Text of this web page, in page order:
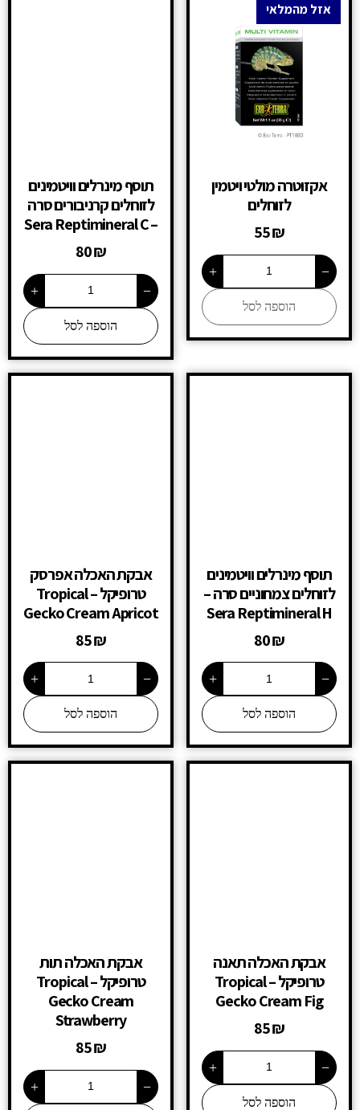
אזל מהמלאי
אקזוטרה מולטי ויטמין
לזוחלים
55₪
−
+
הוספה לסל
תוסף מינרלים וויטמינים
לזוחלים קרניבורים סרה
– Sera Reptimineral C
80₪
−
+
הוספה לסל
תוסף מינרלים וויטמינים
לזוחלים צמחוניים סרה –
Sera Reptimineral H
80₪
−
+
הוספה לסל
אבקת האכלה אפרסק
טרופיקל – Tropical
Gecko Cream Apricot
85₪
−
+
הוספה לסל
אבקת האכלה תאנה
טרופיקל – Tropical
Gecko Cream Fig
85₪
−
+
הוספה לסל
אבקת האכלה תות
טרופיקל – Tropical
Gecko Cream
Strawberry
85₪
−
+